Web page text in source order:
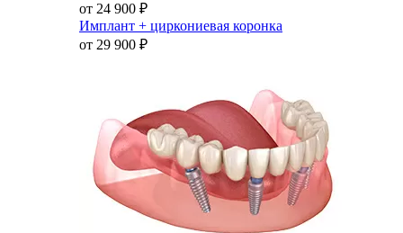
от 24 900 ₽
Имплант + циркониевая коронка
от 29 900 ₽